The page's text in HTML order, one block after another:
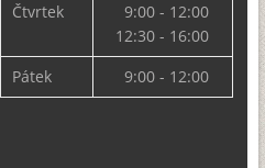
Čtvrtek
9:00 - 12:00
12:30 - 16:00
Pátek
9:00 - 12:00